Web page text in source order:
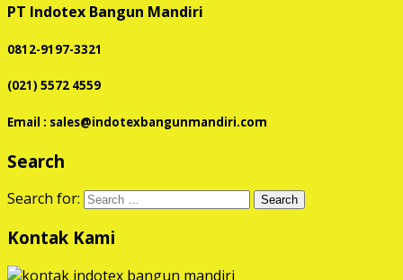
PT Indotex Bangun Mandiri
0812-9197-3321
(021) 5572 4559
Email : sales@indotexbangunmandiri.com
Search
Search for:
Kontak Kami